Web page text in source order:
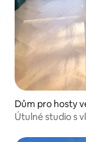
Dům pro hosty
Útulné studio s